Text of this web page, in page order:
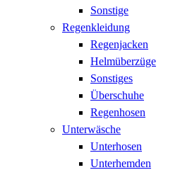
Sonstige
Regenkleidung
Regenjacken
Helmüberzüge
Sonstiges
Überschuhe
Regenhosen
Unterwäsche
Unterhosen
Unterhemden